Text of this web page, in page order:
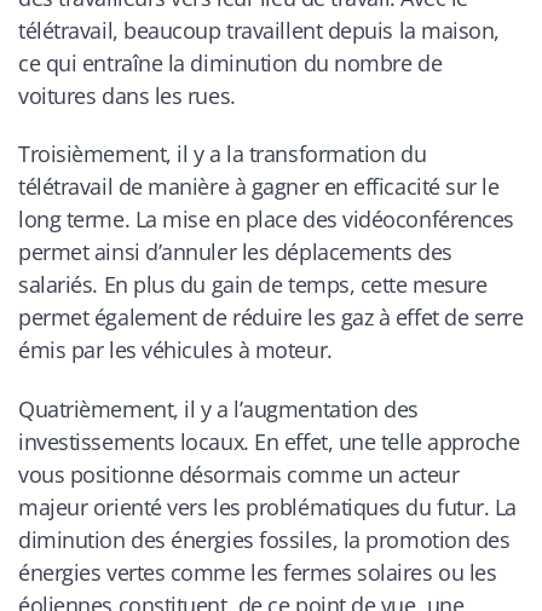
télétravail, beaucoup travaillent depuis la maison,
ce qui entraîne la diminution du nombre de
voitures dans les rues.
Troisièmement, il y a la transformation du
télétravail de manière à gagner en efficacité sur le
long terme. La mise en place des vidéoconférences
permet ainsi d’annuler les déplacements des
salariés. En plus du gain de temps, cette mesure
permet également de réduire les gaz à effet de serre
émis par les véhicules à moteur.
Quatrièmement, il y a l’augmentation des
investissements locaux. En effet, une telle approche
vous positionne désormais comme un acteur
majeur orienté vers les problématiques du futur. La
diminution des énergies fossiles, la promotion des
énergies vertes comme les fermes solaires ou les
éoliennes constituent, de ce point de vue, une